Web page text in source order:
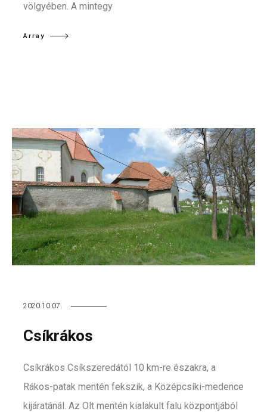
völgyében. A mintegy
Array
2020.10.07.
Csíkrákos
Csíkrákos Csíkszeredától 10 km-re északra, a
Rákos-patak mentén fekszik, a Középcsíki-medence
kijáratánál. Az Olt mentén kialakult falu központjából